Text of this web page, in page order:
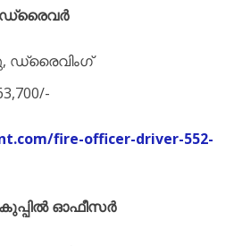
ഡ്രൈവർ
ഡ്രൈവിംഗ്
fire-officer-driver-552-
ഓഫീസർ